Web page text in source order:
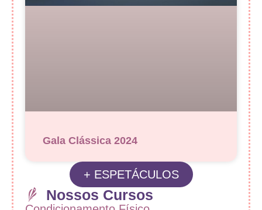
Gala Clássica 2024
+ ESPETÁCULOS
Nossos Cursos